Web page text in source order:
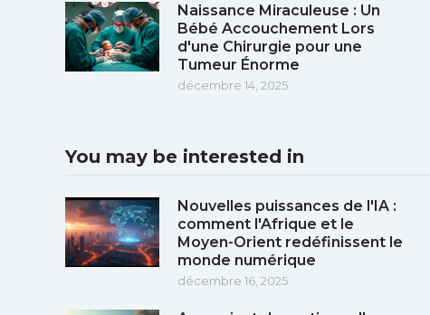
Naissance Miraculeuse : Un
Bébé Accouchement Lors
d'une Chirurgie pour une
Tumeur Énorme
décembre 14, 2025
You may be interested in
Nouvelles puissances de l'IA :
comment l'Afrique et le
Moyen-Orient redéfinissent le
monde numérique
décembre 16, 2025